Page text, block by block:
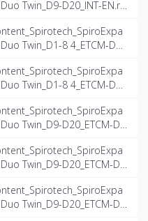
Twin_D9-D20_INT-EN.rf
Twin_D1-8 4_ETCM-D1-
Twin_D1-8 4_ETCM-D1-
Twin_D9-D20_ETCM-D
Twin_D9-D20_ETCM-D
Twin_D9-D20_ETCM-D1